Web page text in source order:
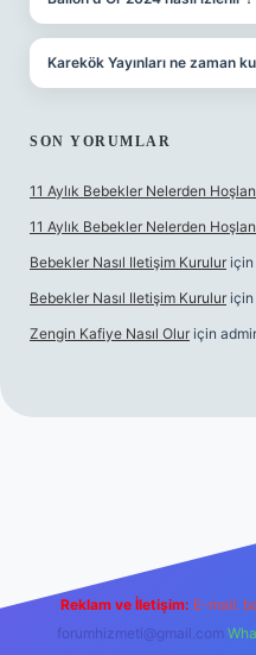
Karekök Yayınları ne zaman
SON YORUMLAR
11 Aylık Bebekler Nelerden
11 Aylık Bebekler Nelerden
Bebekler Nasıl Iletişim Kurulur için
Bebekler Nasıl Iletişim Kurulur için
Zengin Kafiye Nasıl Olur için
Reklam ve İletişim: E-mail:
forumhizmeti@gmail.com